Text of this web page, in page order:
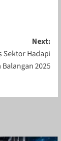
Next:
Sektor Hadapi
2025